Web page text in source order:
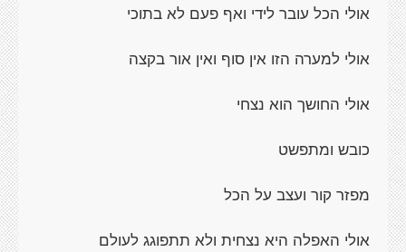
אולי הכל עובר לידי ואף פעם לא בתוכי
אולי למערה הזו אין סוף ואין אור בקצה
אולי החושך הוא נצחי
כובש ומתפשט
מפזר קור ועצב על הכל
אולי האפלה היא נצחית ולא תתפוגג לעולם